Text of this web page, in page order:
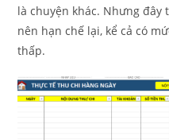
là chuyện khác. Nhưng
nên hạn chế lại, kể cả có
thấp.